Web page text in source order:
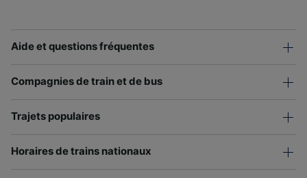
Aide et questions fréquentes
Compagnies de train et de bus
Trajets populaires
Horaires de trains nationaux